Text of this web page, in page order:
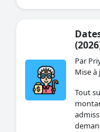
Par
Mise à
Tout